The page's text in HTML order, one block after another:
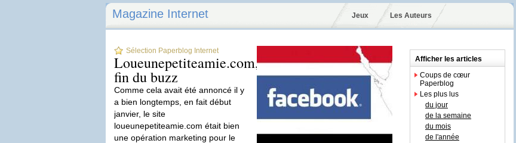
Magazine Internet Jeux Les Auteurs
Sélection Paperblog Internet
Loueunepetiteamie.com,
fin du buzz
Comme cela avait été annoncé il y
a bien longtemps, en fait début
janvier, le site
loueunepetiteamie.com était bien
une opération marketing pour le
Afficher les articles
Coups de cœur
Paperblog
Les plus lus
du jour
de la semaine
du mois
de l'année